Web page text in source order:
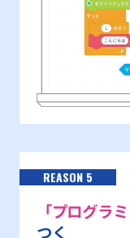
REASON 5
「プログラ
つく